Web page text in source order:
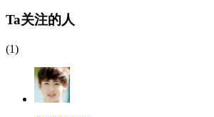
Ta关注的人
(1)